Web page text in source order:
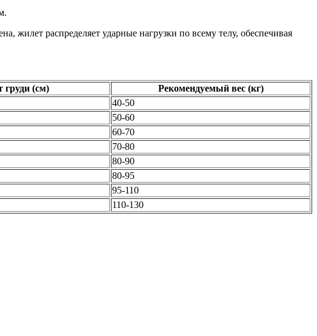
жилет распределяет ударные нагрузки по всему телу, обеспечивая
груди (см)
Рекомендуемый вес (кг)
40-50
50-60
60-70
70-80
80-90
80-95
95-110
110-130